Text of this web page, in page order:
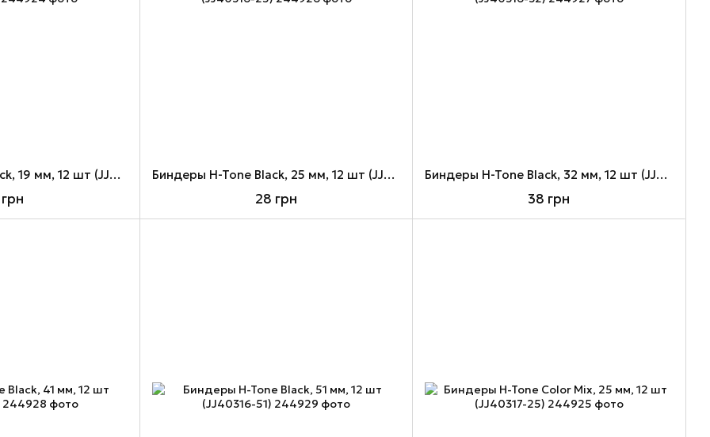
Биндеры H-Tone Black, 19 мм, 12 шт (JJ40316-19) Биндеры H-Tone Black, 25 мм, 12 шт (JJ40316-25)
28 грн
Биндеры H-Tone Black, 32 мм, 12 шт (JJ40316-32)
38 грн